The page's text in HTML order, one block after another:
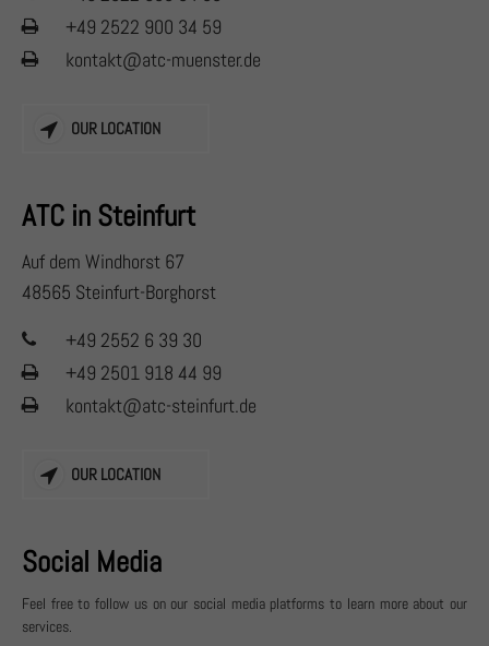
+49 2522 900 34 59
kontakt@atc-muenster.de
OUR LOCATION
ATC in Steinfurt
Auf dem Windhorst 67
48565 Steinfurt-Borghorst
+49 2552 6 39 30
+49 2501 918 44 99
kontakt@atc-steinfurt.de
OUR LOCATION
Social Media
Feel free to follow us on our social media platforms to learn more about our
services.